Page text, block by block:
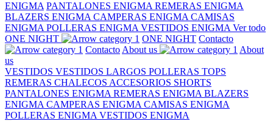
ENIGMA PANTALONES ENIGMA REMERAS ENIGMA
BLAZERS ENIGMA CAMPERAS ENIGMA CAMISAS
ENIGMA POLLERAS ENIGMA VESTIDOS ENIGMA Ver todo
ONE NIGHT
ONE NIGHT Contacto
Contacto About us
About
us
VESTIDOS VESTIDOS LARGOS POLLERAS TOPS
REMERAS CHALECOS ACCESORIOS SHORTS
PANTALONES ENIGMA REMERAS ENIGMA BLAZERS
ENIGMA CAMPERAS ENIGMA CAMISAS ENIGMA
POLLERAS ENIGMA VESTIDOS ENIGMA